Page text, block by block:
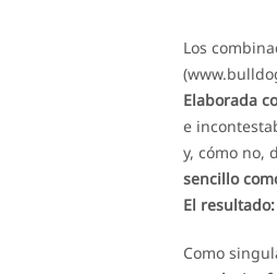
Los
Elaborada
e
y, cómo no,
sencillo
El
Como